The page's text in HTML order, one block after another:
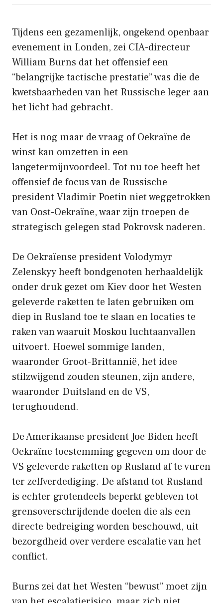
Tijdens een gezamenlijk, ongekend openbaar
evenement in Londen, zei CIA-directeur
William Burns dat het offensief een
“belangrijke tactische prestatie” was die de
kwetsbaarheden van het Russische leger aan
het licht had gebracht.
Het is nog maar de vraag of Oekraïne de
winst kan omzetten in een
langetermijnvoordeel. Tot nu toe heeft het
offensief de focus van de Russische
president Vladimir Poetin niet weggetrokken
van Oost-Oekraïne, waar zijn troepen de
strategisch gelegen stad Pokrovsk naderen.
De Oekraïense president Volodymyr
Zelenskyy heeft bondgenoten herhaaldelijk
onder druk gezet om Kiev door het Westen
geleverde raketten te laten gebruiken om
diep in Rusland toe te slaan en locaties te
raken van waaruit Moskou luchtaanvallen
uitvoert. Hoewel sommige landen,
waaronder Groot-Brittannië, het idee
stilzwijgend zouden steunen, zijn andere,
waaronder Duitsland en de VS,
terughoudend.
De Amerikaanse president Joe Biden heeft
Oekraïne toestemming gegeven om door de
VS geleverde raketten op Rusland af te vuren
ter zelfverdediging. De afstand tot Rusland
is echter grotendeels beperkt gebleven tot
grensoverschrijdende doelen die als een
directe bedreiging worden beschouwd, uit
bezorgdheid over verdere escalatie van het
conflict.
Burns zei dat het Westen “bewust” moet zijn